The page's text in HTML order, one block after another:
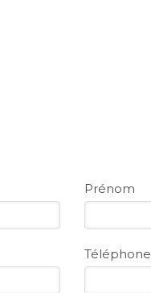
Prénom
Téléphone